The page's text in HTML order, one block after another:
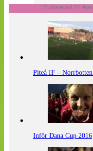
Publicerad 27
Piteå IF –
Inför Dana Cup 2016